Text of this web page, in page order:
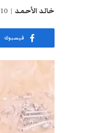
خالد الأحمد 10 ديسمبر، 2023
فيسبوك